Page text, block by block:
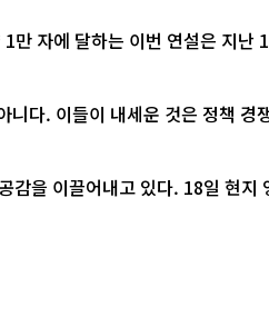
자에 달하는 이번 연설은 지난
다. 이들이 내세운 것은 정책 경
지 영화업계에 따르면 이 작